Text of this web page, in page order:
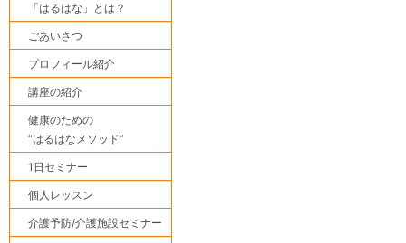
「はるはな」とは？
ごあいさつ
プロフィール紹介
講座の紹介
健康のための
“はるはなメソッド”
1日セミナー
個人レッスン
介護予防/介護施設セミナー